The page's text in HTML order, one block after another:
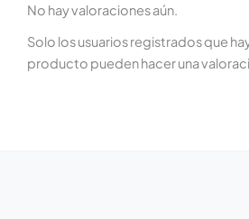
No hay valoraciones aún.
Solo los usuarios registrados que
producto pueden hacer una